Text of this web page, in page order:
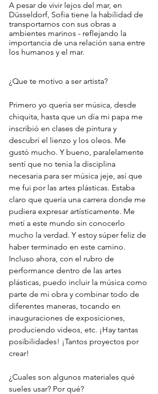
A pesar de vivir lejos del mar, en
Düsseldorf, Sofia tiene la habilidad de
transportarnos con sus obras a
ambientes marinos - reflejando la
importancia de una relación sana entre
los humanos y el mar.
¿Que te motivo a ser artista?
Primero yo quería ser música, desde
chiquita, hasta que un día mi papa me
inscribió en clases de pintura y
descubrí el lienzo y los oleos. Me
gustó mucho. Y bueno, paralelamente
sentí que no tenia la disciplina
necesaria para ser música jeje, así que
me fui por las artes plásticas. Estaba
claro que quería una carrera donde me
pudiera expresar artísticamente. Me
metí a este mundo sin conocerlo
mucho la verdad. Y estoy súper feliz de
haber terminado en este camino.
Incluso ahora, con el rubro de
performance dentro de las artes
plásticas, puedo incluir la música como
parte de mi obra y combinar todo de
diferentes maneras, tocando en
inauguraciones de exposiciones,
produciendo videos, etc. ¡Hay tantas
posibilidades! ¡Tantos proyectos por
crear!
¿Cuales son algunos materiales qué
sueles usar? Por qué?